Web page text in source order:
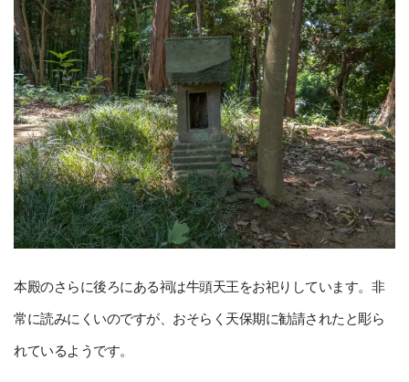
本殿のさらに後ろにある祠は牛頭天王をお祀りしています。非
常に読みにくいのですが、おそらく天保期に勧請されたと彫ら
れているようです。